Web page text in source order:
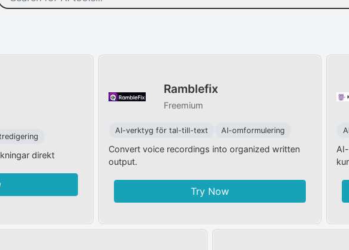
direkt
Ramblefix
Freemium
AI-verktyg för tal-till-text AI-omformulering
Convert voice recordings into organized written
output.
Try Now